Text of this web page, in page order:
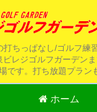
打ちっぱなし/ゴルフ練
ビレジゴルフガーデン
です。打ち放題プラン
ホーム